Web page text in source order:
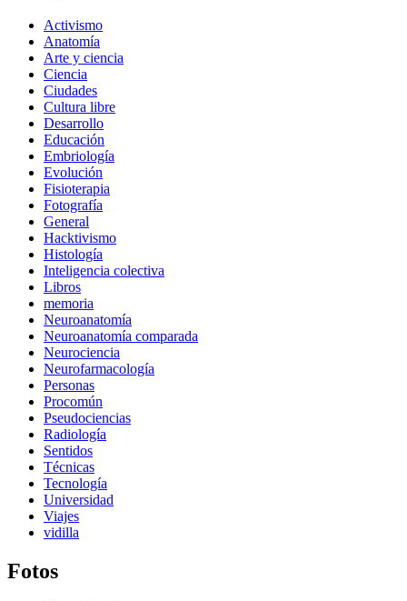
Activismo
Anatomía
Arte y ciencia
Ciencia
Ciudades
Cultura libre
Desarrollo
Educación
Embriología
Evolución
Fisioterapia
Fotografía
General
Hacktivismo
Histología
Inteligencia colectiva
Libros
memoria
Neuroanatomía
Neuroanatomía comparada
Neurociencia
Neurofarmacología
Personas
Procomún
Pseudociencias
Radiología
Sentidos
Técnicas
Tecnología
Universidad
Viajes
vidilla
Fotos